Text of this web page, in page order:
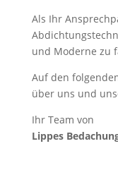
Als Ihr
und Moderne zu
Auf den
über uns und
Ihr Team von
Lippes